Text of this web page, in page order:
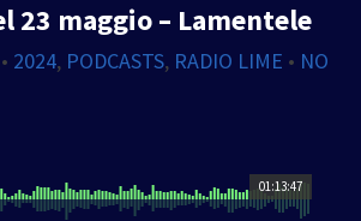
23 maggio – Lamentele
• 2024, PODCASTS, RADIO LIME • NO
01:13:47